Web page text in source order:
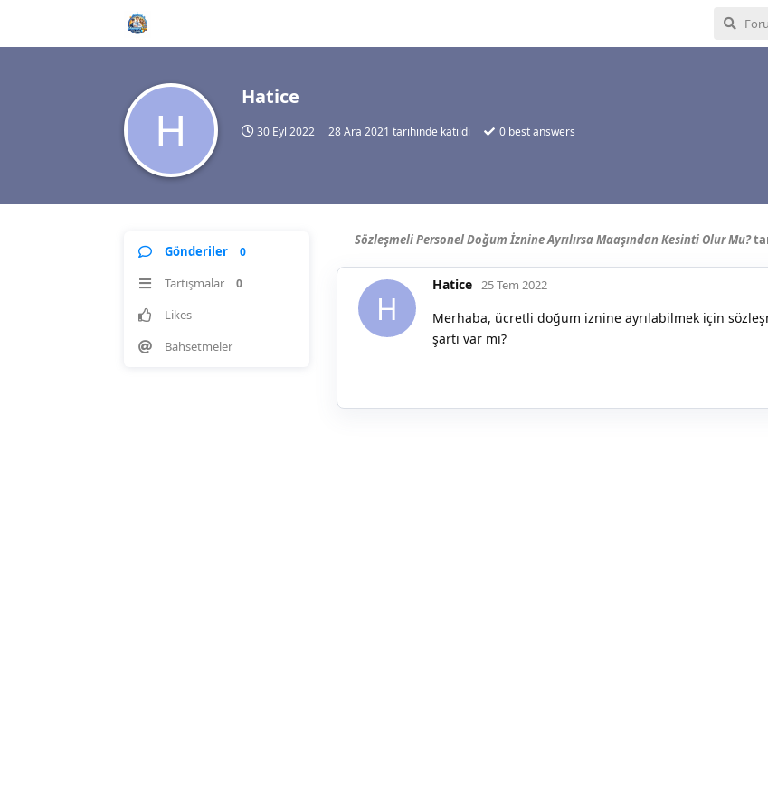
H
Hatice
30 Eyl 2022 28 Ara 2021 tarihinde katıldı 0 best answers
Gönderiler 0
Tartışmalar 0
Likes
Bahsetmeler
Sözleşmeli Personel Doğum İznine Ayrılırsa Maaşından Kesinti Olur Mu?
H
Hatice 25 Tem 2022
Merhaba, ücretli doğum iznine ayrılabilmek için
şartı var mı?